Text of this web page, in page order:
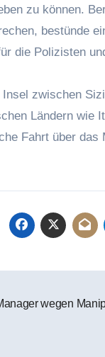
zu können.
bestünde
die Polizisten
zwischen
Ländern wie
Fahrt über
wegen